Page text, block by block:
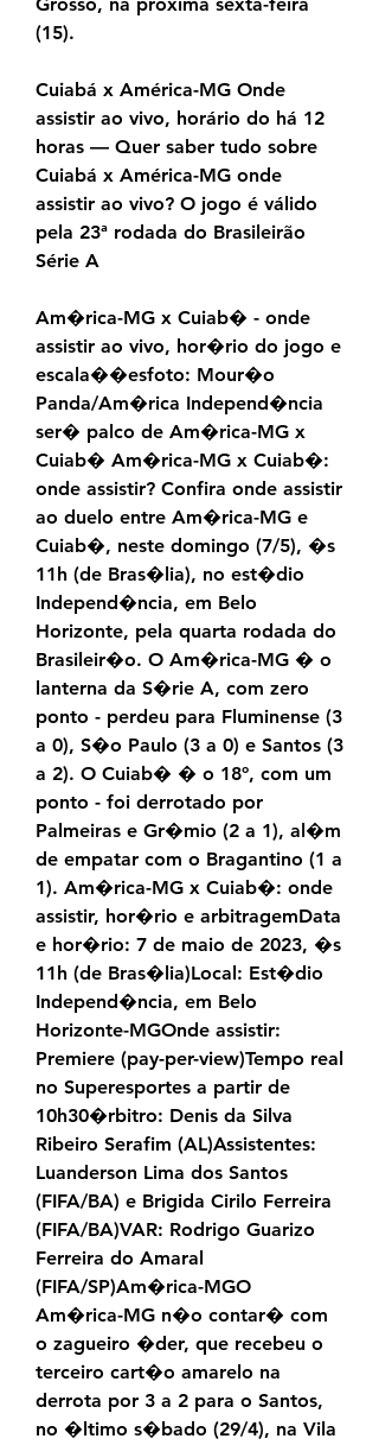
(15).
Cuiabá x América-MG Onde
assistir ao vivo, horário do há 12
horas — Quer saber tudo sobre
Cuiabá x América-MG onde
assistir ao vivo? O jogo é válido
pela 23ª rodada do Brasileirão
Série A
Am�rica-MG x Cuiab� - onde
assistir ao vivo, hor�rio do jogo e
escala��esfoto: Mour�o
Panda/Am�rica Independ�ncia
ser� palco de Am�rica-MG x
Cuiab� Am�rica-MG x Cuiab�:
onde assistir? Confira onde assistir
ao duelo entre Am�rica-MG e
Cuiab�, neste domingo (7/5), �s
11h (de Bras�lia), no est�dio
Independ�ncia, em Belo
Horizonte, pela quarta rodada do
Brasileir�o. O Am�rica-MG � o
lanterna da S�rie A, com zero
ponto - perdeu para Fluminense (3
a 0), S�o Paulo (3 a 0) e Santos (3
a 2). O Cuiab� � o 18º, com um
ponto - foi derrotado por
Palmeiras e Gr�mio (2 a 1), al�m
de empatar com o Bragantino (1 a
1). Am�rica-MG x Cuiab�: onde
assistir, hor�rio e arbitragemData
e hor�rio: 7 de maio de 2023, �s
11h (de Bras�lia)Local: Est�dio
Independ�ncia, em Belo
Horizonte-MGOnde assistir:
Premiere (pay-per-view)Tempo real
no Superesportes a partir de
10h30�rbitro: Denis da Silva
Ribeiro Serafim (AL)Assistentes:
Luanderson Lima dos Santos
(FIFA/BA) e Brigida Cirilo Ferreira
(FIFA/BA)VAR: Rodrigo Guarizo
Ferreira do Amaral
(FIFA/SP)Am�rica-MGO
Am�rica-MG n�o contar� com
o zagueiro �der, que recebeu o
terceiro cart�o amarelo na
derrota por 3 a 2 para o Santos,
no �ltimo s�bado (29/4), na Vila